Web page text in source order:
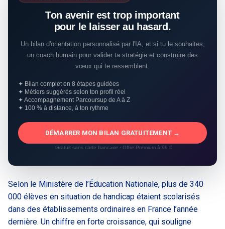
Ton avenir est trop important
pour le laisser au hasard.
Un bilan d'orientation personnalisé par l'IA, et si tu le souhaites,
un coach humain pour valider ta stratégie et construire des
vœux qui te ressemblent.
✦ Bilan complet en 8 étapes guidées
✦ Métiers suggérés selon ton profil réel
✦ Accompagnement Parcoursup de A à Z
✦ 100 % à distance, à ton rythme
DÉMARRER MON BILAN GRATUITEMENT →
Gratuit sans carte bancaire · Offre Premium à 99 €
Selon le Ministère de l’Éducation Nationale, plus de 340
000 élèves en situation de handicap étaient scolarisés
dans des établissements ordinaires en France l’année
dernière. Un chiffre en forte croissance, qui souligne